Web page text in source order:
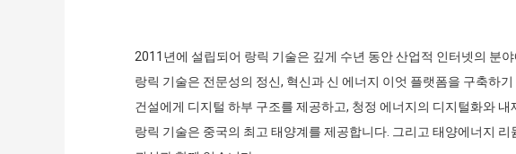
2011년에 설립되어 랑릭 기술은 깊게 수년 동안 산업적 인터넷의 분
랑릭 기술은 전문성의 정신, 혁신과 신 에너지 이엇 플랫폼을 구축하
건설에게 디지털 하부 구조를 제공하고, 청정 에너지의 디지털화와
랑릭 기술은 중국의 최고 태양계를 제공합니다. 그리고 태양에너지